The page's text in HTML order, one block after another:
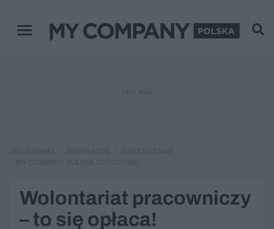
Menu główne
Wolontariat pracowniczy
– to się opłaca!